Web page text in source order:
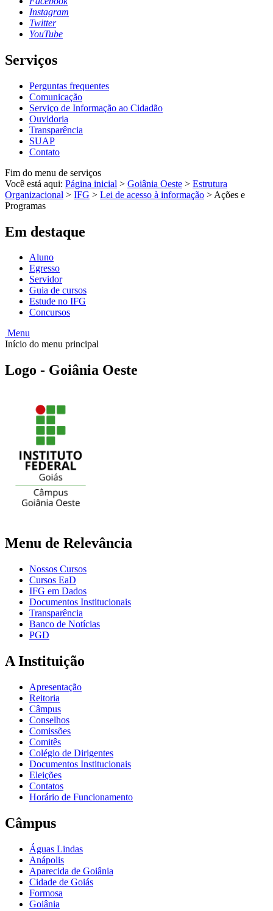
Instagram
Twitter
YouTube
Serviços
Perguntas frequentes
Comunicação
Serviço de Informação ao Cidadão
Ouvidoria
Transparência
SUAP
Contato
Fim do menu de serviços
Você está aqui: Página inicial > Goiânia Oeste > Estrutura
Organizacional > IFG > Lei de acesso à informação > Ações e
Programas
Em destaque
Aluno
Egresso
Servidor
Guia de cursos
Estude no IFG
Concursos
Menu
Início do menu principal
Logo - Goiânia Oeste
Menu de Relevância
Nossos Cursos
Cursos EaD
IFG em Dados
Documentos Institucionais
Transparência
Banco de Notícias
PGD
A Instituição
Apresentação
Reitoria
Câmpus
Conselhos
Comissões
Comitês
Colégio de Dirigentes
Documentos Institucionais
Eleições
Contatos
Horário de Funcionamento
Câmpus
Águas Lindas
Anápolis
Aparecida de Goiânia
Cidade de Goiás
Formosa
Goiânia